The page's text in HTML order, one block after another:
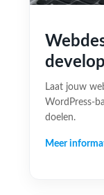
Laat jouw
WordPress-
doelen.
Meer